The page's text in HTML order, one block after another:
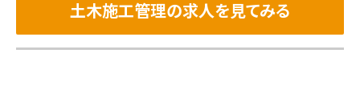
土木施工管理の求人を見てみる